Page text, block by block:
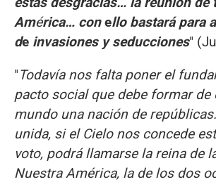
América… conello bastará para
de invasiones y seducciones"
"Todavía nos falta poner el
pacto social que debe formar de
mundo una nación de
unida, si el Cielo nos concede
voto, podrá llamarse la reina de
Nuestra América, la de los dos